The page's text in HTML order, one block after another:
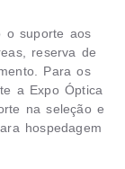
o suporte aos
reserva de
Para os
a Expo Óptica
na seleção e
hospedagem